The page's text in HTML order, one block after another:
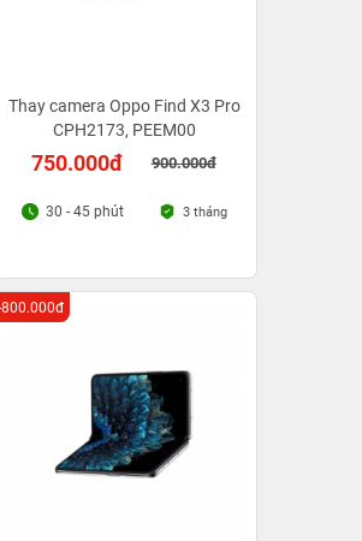
Thay camera Oppo Find X3 Pro
CPH2173, PEEM00
750.000đ 900.000đ
30 - 45 phút 3 tháng
800.000đ